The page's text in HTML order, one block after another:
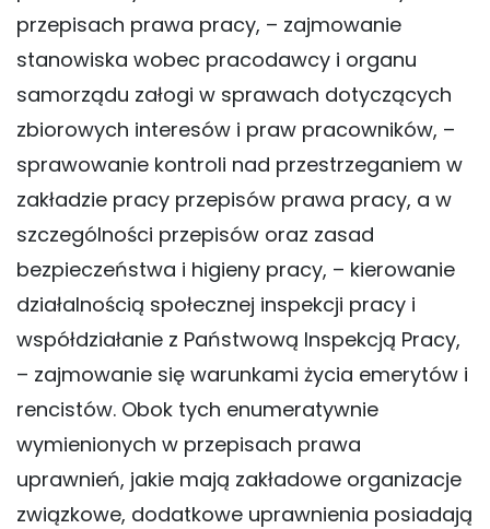
przepisach prawa pracy, – zajmowanie
stanowiska wobec pracodawcy i organu
samorządu załogi w sprawach dotyczących
zbiorowych interesów i praw pracowników, –
sprawowanie kontroli nad przestrzeganiem w
zakładzie pracy przepisów prawa pracy, a w
szczególności przepisów oraz zasad
bezpieczeństwa i higieny pracy, – kierowanie
działalnością społecznej inspekcji pracy i
współdziałanie z Państwową Inspekcją Pracy,
– zajmowanie się warunkami życia emerytów i
rencistów. Obok tych enumeratywnie
wymienionych w przepisach prawa
uprawnień, jakie mają zakładowe organizacje
związkowe, dodatkowe uprawnienia posiadają